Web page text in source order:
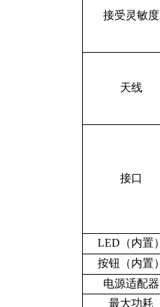
接受灵敏度
天线
接口
LED （内置）
按钮
（内置）
电源适配器
最大功耗